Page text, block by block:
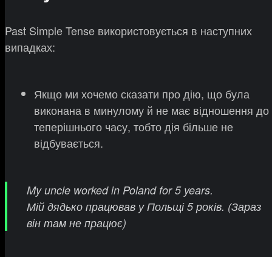
Past Simple Tense використовується в наступних
випадках:
Якщо ми хочемо сказати про дію, що була
виконана в минулому й не має відношення до
теперішнього часу, тобто дія більше не
відбувається.
My uncle worked in Poland for 5 years.
Мій дядько працював у Польщі 5 років. (Зараз
він там не працює)